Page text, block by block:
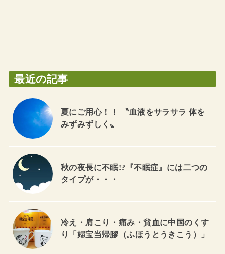
最近の記事
夏にご用心！！ 〝血液をサラサラ 体を
みずみずしく〟
秋の夜長に不眠!?『不眠症』には二つの
タイプが・・・
冷え・肩こり・痛み・貧血に中国のくす
り「婦宝当帰膠（ふほうとうきこう）」